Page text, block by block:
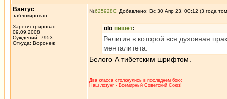
Вантус
заблокирован
Зарегистрирован:
09.09.2008
Суждений: 7953
Откуда: Воронеж
№625928 Добавлено: Вс 30 Апр 23, 00:12 (3 года
olo пишет:
Религия в которой вся духовная
менталитета.
Белого А тибетским шрифтом.
Два класса столкнулись в последнем бою;
Наш лозунг - Всемирный Советский Союз!